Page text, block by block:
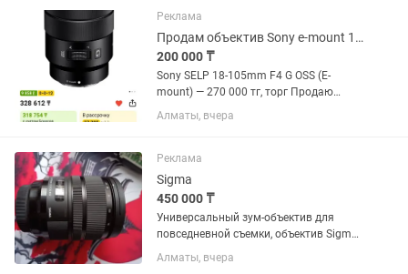
большой диапазон фокусных
расстояний: от...
Реклама
Продам объектив Sony e-mount 18-105
200 000 ₸
Sony SELP 18-105mm F4 G OSS (E-
mount) — 270 000 тг, торг Продаю
универсальный объектив Sony 18–105
F4 G OSS. Отлично подходит для фото и
светосила F4 на всем диапазоне,...
Алматы, вчера
Реклама
Sigma
450 000 ₸
Универсальный зум-объектив для
повседневной съемки, объектив Sigma
24-70mm f/2.8 DG OS HSM с креплением
Canon EF охватывает полезный
Алматы, вчера